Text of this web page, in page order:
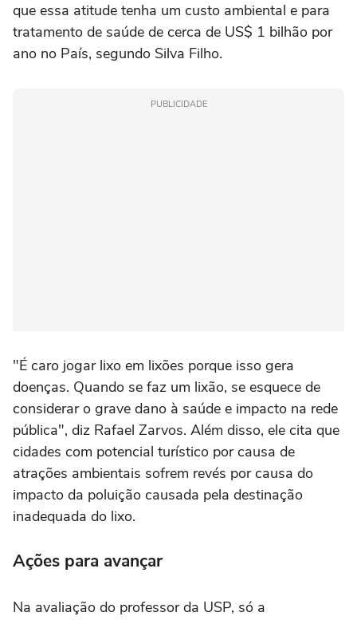
que essa atitude tenha um custo ambiental e para
tratamento de saúde de cerca de US$ 1 bilhão por
ano no País, segundo Silva Filho.
PUBLICIDADE
"É caro jogar lixo em lixões porque isso gera
doenças. Quando se faz um lixão, se esquece de
considerar o grave dano à saúde e impacto na rede
pública", diz Rafael Zarvos. Além disso, ele cita que
cidades com potencial turístico por causa de
atrações ambientais sofrem revés por causa do
impacto da poluição causada pela destinação
inadequada do lixo.
Ações para avançar
Na avaliação do professor da USP, só a